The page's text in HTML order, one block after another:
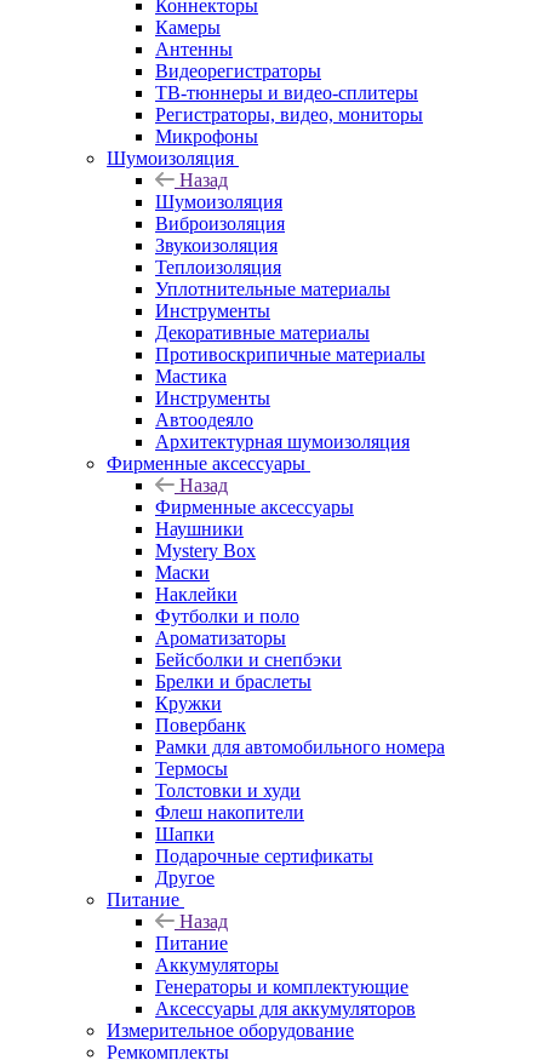
Коннекторы
Камеры
Антенны
Видеорегистраторы
ТВ-тюннеры и видео-сплитеры
Регистраторы, видео, мониторы
Микрофоны
Шумоизоляция
Назад
Шумоизоляция
Виброизоляция
Звукоизоляция
Теплоизоляция
Уплотнительные материалы
Инструменты
Декоративные материалы
Противоскрипичные материалы
Мастика
Инструменты
Автоодеяло
Архитектурная шумоизоляция
Фирменные аксессуары
Назад
Фирменные аксессуары
Наушники
Mystery Box
Маски
Наклейки
Футболки и поло
Ароматизаторы
Бейсболки и снепбэки
Брелки и браслеты
Кружки
Повербанк
Рамки для автомобильного номера
Термосы
Толстовки и худи
Флеш накопители
Шапки
Подарочные сертификаты
Другое
Питание
Назад
Питание
Аккумуляторы
Генераторы и комплектующие
Аксессуары для аккумуляторов
Измерительное оборудование
Ремкомплекты